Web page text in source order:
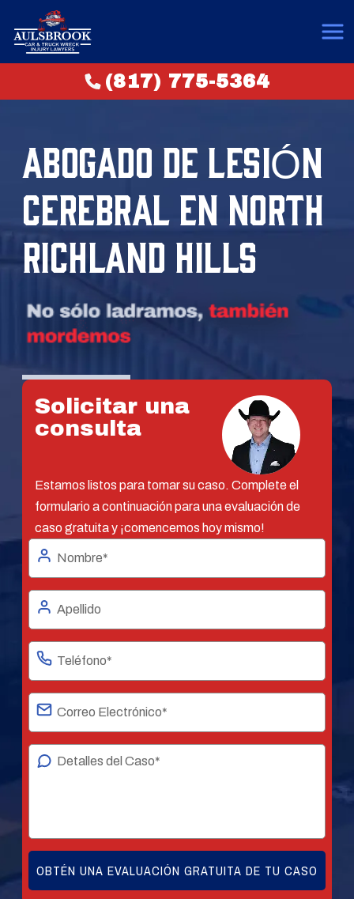
(817) 775-5364
ABOGADO DE LESIÓN
CEREBRAL EN NORTH
RICHLAND HILLS
Solicitar una
consulta
Estamos listos para tomar su caso. Complete el
formulario a continuación para una evaluación de
caso gratuita y ¡comencemos hoy mismo!